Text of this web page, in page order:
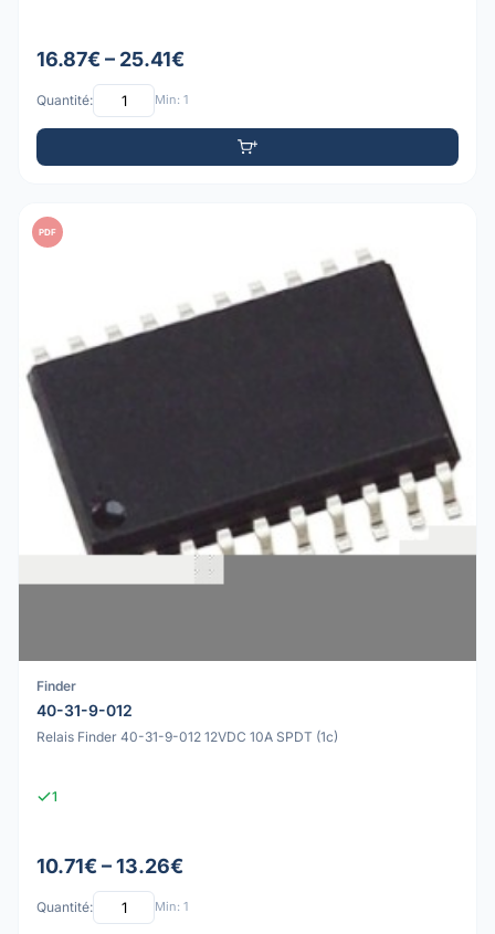
16.87€ – 25.41€
Quantité: Min: 1
PDF
Finder
40-31-9-012
Relais Finder 40-31-9-012 12VDC 10A SPDT (1c)
1
10.71€ – 13.26€
Quantité: Min: 1